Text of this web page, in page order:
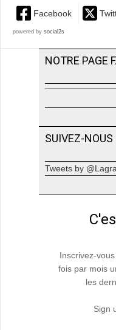
Facebook
powered by social2s
NOTRE PAGE
SUIVEZ-
Tweets by
Inscrivez-
fois par mois
les
Sign